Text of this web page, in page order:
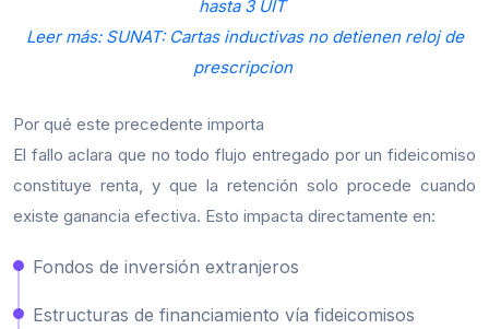
hasta 3 UIT
Leer más: SUNAT: Cartas inductivas no detienen reloj de
prescripcion
Por qué este precedente importa
El fallo aclara que no todo flujo entregado por un fideicomiso
constituye renta, y que la retención solo procede cuando
existe ganancia efectiva. Esto impacta directamente en:
Fondos de inversión extranjeros
Estructuras de financiamiento vía fideicomisos